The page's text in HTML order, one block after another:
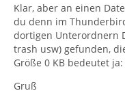
Klar, aber an einen
du denn im
dortigen Unterordnern
trash usw) gefunden,
Größe 0 KB bedeutet
Gruß